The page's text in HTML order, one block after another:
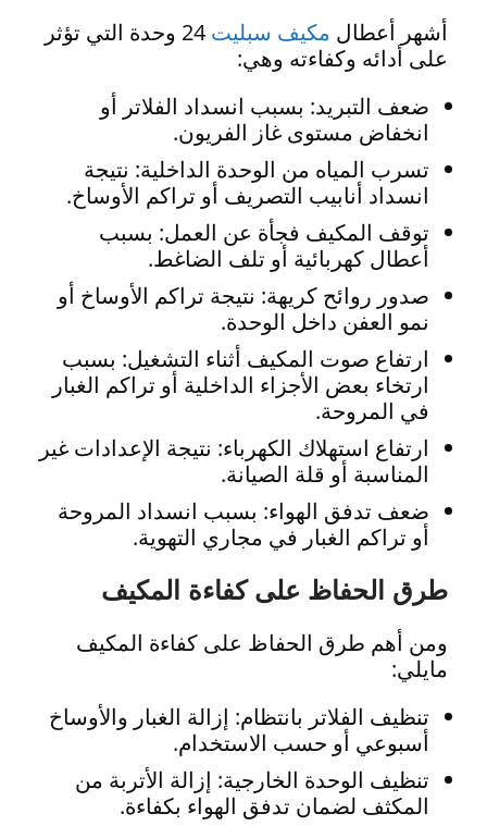
أشهر أعطال مكيف سبليت
24 وحدة التي تؤثر
على أدائه وكفاءته وهي:
ضعف التبريد: بسبب انسداد الفلاتر أو
انخفاض مستوى غاز الفريون.
تسرب المياه من الوحدة الداخلية: نتيجة
انسداد أنابيب التصريف أو تراكم الأوساخ.
توقف المكيف فجأة عن العمل: بسبب
أعطال كهربائية أو تلف الضاغط.
صدور روائح كريهة: نتيجة تراكم الأوساخ أو
نمو العفن داخل الوحدة.
ارتفاع صوت المكيف أثناء التشغيل: بسبب
ارتخاء بعض الأجزاء الداخلية أو تراكم الغبار
في المروحة.
ارتفاع استهلاك الكهرباء: نتيجة الإعدادات غير
المناسبة أو قلة الصيانة.
ضعف تدفق الهواء: بسبب انسداد المروحة
أو تراكم الغبار في مجاري التهوية.
طرق الحفاظ على كفاءة المكيف
ومن أهم طرق الحفاظ على كفاءة المكيف
مايلي:
تنظيف الفلاتر بانتظام: إزالة الغبار والأوساخ
أسبوعي أو حسب الاستخدام.
تنظيف الوحدة الخارجية: إزالة الأتربة من
المكثف لضمان تدفق الهواء بكفاءة.